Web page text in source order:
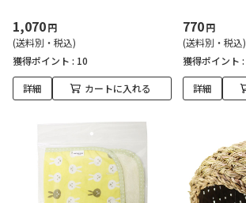
1,070円
(送料別・税込)
獲得ポイント : 10
詳細 カートに入れる
770円
(送料別・税込)
獲得ポイント :
詳細